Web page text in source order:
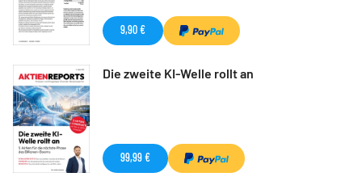
9,90 €
Die zweite KI-Welle rollt an
99,99 €